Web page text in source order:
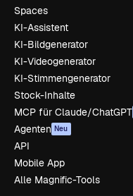
Spaces
KI-Assistent
KI-Bildgenerator
KI-Videogenerator
KI-Stimmengenerator
Stock-Inhalte
MCP für Claude/ChatGPT
Agenten Neu
API
Mobile App
Alle Magnific-Tools